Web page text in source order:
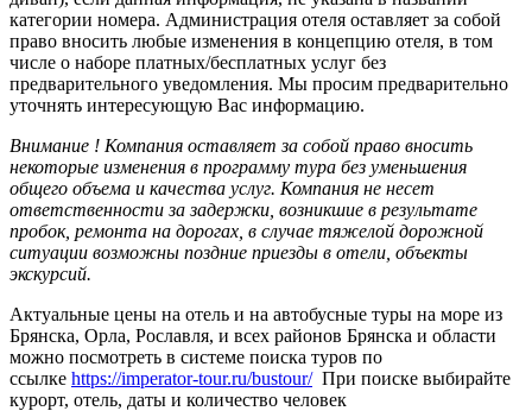
категории номера. Администрация отеля оставляет за собой
право вносить любые изменения в концепцию отеля, в том
числе о наборе платных/бесплатных услуг без
предварительного уведомления. Мы просим предварительно
уточнять интересующую Вас информацию.
Внимание ! Компания оставляет за собой право вносить
некоторые изменения в программу тура без уменьшения
общего объема и качества услуг. Компания не несет
ответственности за задержки, возникшие в результате
пробок, ремонта на дорогах, в случае тяжелой дорожной
ситуации возможны поздние приезды в отели, объекты
экскурсий.
Актуальные цены на отель и на автобусные туры на море из
Брянска, Орла, Рославля, и всех районов Брянска и области
можно посмотреть в системе поиска туров по
ссылке https://imperator-tour.ru/bustour/При поиске выбирайте
курорт, отель, даты и количество человек